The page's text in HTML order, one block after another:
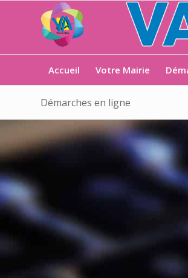
Accueil Votre Mairie
Démarches en ligne